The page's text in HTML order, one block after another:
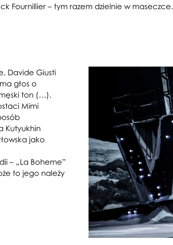
Fournillier – tym razem dzielnie w maseczce.
Davide Giusti
głos o
ton (…).
Mimi
Kutyukhin
jako
– „La Boheme”
to jego należy